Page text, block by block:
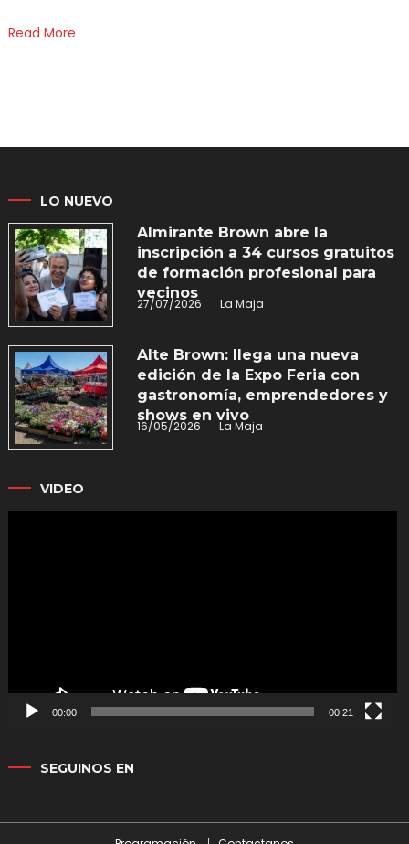
Read More
LO NUEVO
Almirante Brown abre la
inscripción a 34 cursos gratuitos
de formación profesional para
vecinos
27/07/2026 La Maja
Alte Brown: llega una nueva
edición de la Expo Feria con
gastronomía, emprendedores y
shows en vivo
16/05/2026 La Maja
VIDEO
00:00 00:21
SEGUINOS EN